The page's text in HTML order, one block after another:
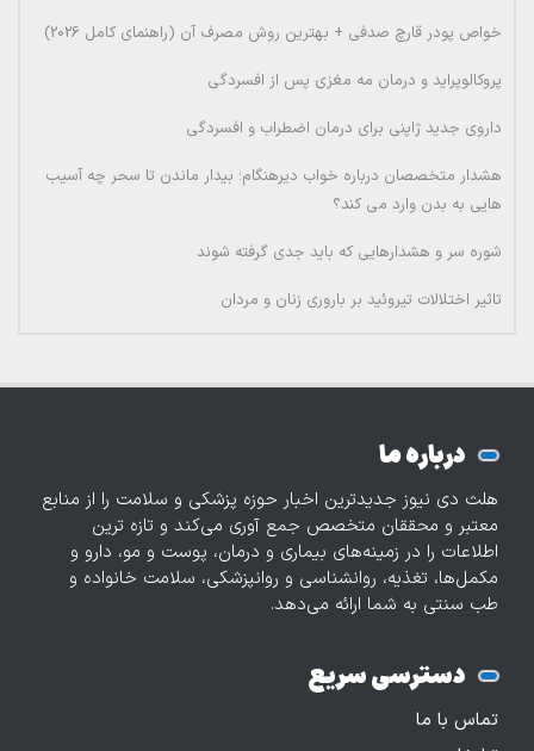
خواص پودر قارچ صدفی + بهترین روش مصرف آن (راهنمای کامل 2026)
پروکالوپراید و درمان مه مغزی پس از افسردگی
داروی جدید ژاپنی برای درمان اضطراب و افسردگی
هشدار متخصصان درباره خواب دیرهنگام؛ بیدار ماندن تا سحر چه آسیب
هایی به بدن وارد می کند؟
شوره سر و هشدارهایی که باید جدی گرفته شوند
تاثیر اختلالات تیروئید بر باروری زنان و مردان
درباره ما
هلث دی نیوز جدیدترین اخبار حوزه پزشکی و سلامت را از منابع
معتبر و محققان متخصص جمع آوری می‌کند و تازه‌ ترین
اطلاعات را در زمینه‌های بیماری و درمان، پوست و مو، دارو و
مکمل‌ها، تغذیه، روانشناسی و روانپزشکی، سلامت خانواده و
طب سنتی به شما ارائه می‌دهد.
دسترسی سریع
تماس با ما